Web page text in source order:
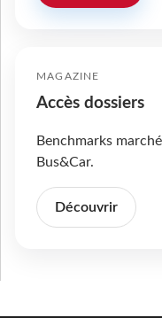
MAGAZINE
Accès dossiers
Benchmarks
Bus&Car.
Découvrir